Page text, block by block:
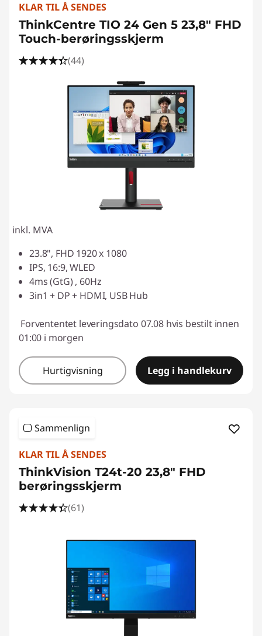
KLAR TIL Å SENDES
ThinkCentre TIO 24 Gen 5 23,8" FHD
Touch-berøringsskjerm
(44)
inkl. MVA
23.8", FHD 1920 x 1080
IPS, 16:9, WLED
4ms (GtG) , 60Hz
3in1 + DP + HDMI, USB Hub
Forvententet leveringsdato 07.08 hvis bestilt innen
01:00 i morgen
Hurtigvisning Legg i handlekurv
Sammenlign
KLAR TIL Å SENDES
ThinkVision T24t-20 23,8" FHD
berøringsskjerm
(61)